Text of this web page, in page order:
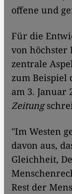
offene und
Für die
von höchster
zentrale
zum Beispiel
am 3. Januar
Zeitung
"Im Westen
davon aus,
Gleichheit,
Rest der